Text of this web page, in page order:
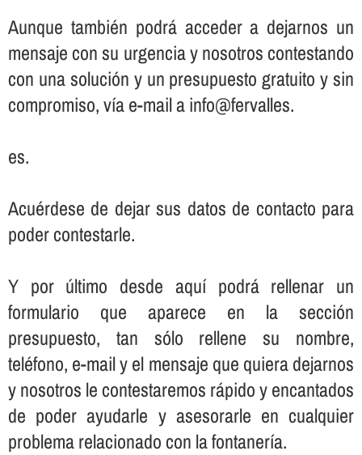
Aunque también podrá acceder a dejarnos un
mensaje con su urgencia y nosotros contestando
con una solución y un presupuesto gratuito y sin
compromiso, ví­a e-mail a info@fervalles.
es.
Acuérdese de dejar sus datos de contacto para
poder contestarle.
Y por último desde aquí­ podrá rellenar un
formulario que aparece en la sección
presupuesto, tan sólo rellene su nombre,
teléfono, e-mail y el mensaje que quiera dejarnos
y nosotros le contestaremos rápido y encantados
de poder ayudarle y asesorarle en cualquier
problema relacionado con la fontanerí­a.